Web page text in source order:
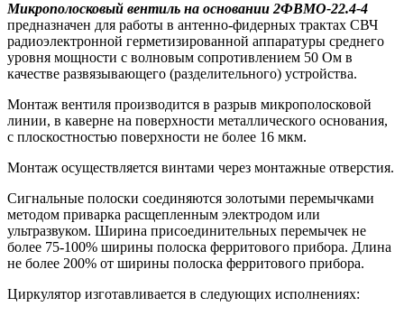
Микрополосковый вентиль на основании 2ФВМO-22.4-4
предназначен для работы в антенно-фидерных трактах СВЧ
радиоэлектронной герметизированной аппаратуры среднего
уровня мощности с волновым сопротивлением 50 Ом в
качестве развязывающего (разделительного) устройства.
Монтаж вентиля производится в разрыв микрополосковой
линии, в каверне на поверхности металлического основания,
с плоскостностью поверхности не более 16 мкм.
Монтаж осуществляется винтами через монтажные отверстия.
Сигнальные полоски соединяются золотыми перемычками
методом приварка расщепленным электродом или
ультразвуком. Ширина присоединительных перемычек не
более 75-100% ширины полоска ферритового прибора. Длина
не более 200% от ширины полоска ферритового прибора.
Циркулятор изготавливается в следующих исполнениях: